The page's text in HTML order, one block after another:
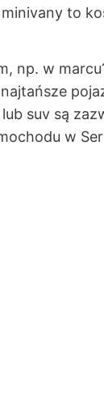
to
np. w
suv są
w